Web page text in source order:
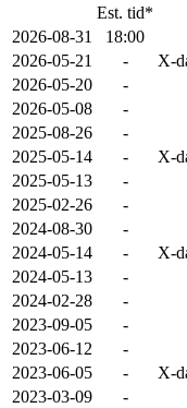
Est. tid*
2026-08-31
18:00
2026-05-21
-
X-
2026-05-20
-
2026-05-08
-
2025-08-26
-
2025-05-14
-
X-
2025-05-13
-
2025-02-26
-
2024-08-30
-
2024-05-14
-
X-
2024-05-13
-
2024-02-28
-
2023-09-05
-
2023-06-12
-
2023-06-05
-
X-
2023-03-09
-